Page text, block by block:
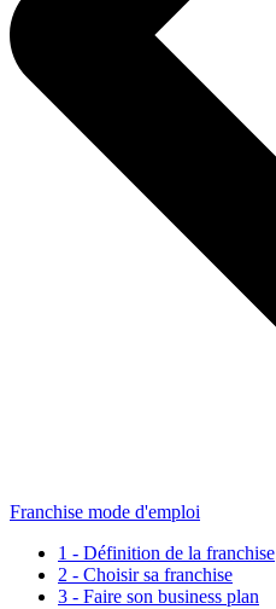
Franchise mode d'emploi
1 - Définition de la franchise
2 - Choisir sa franchise
3 - Faire son business plan